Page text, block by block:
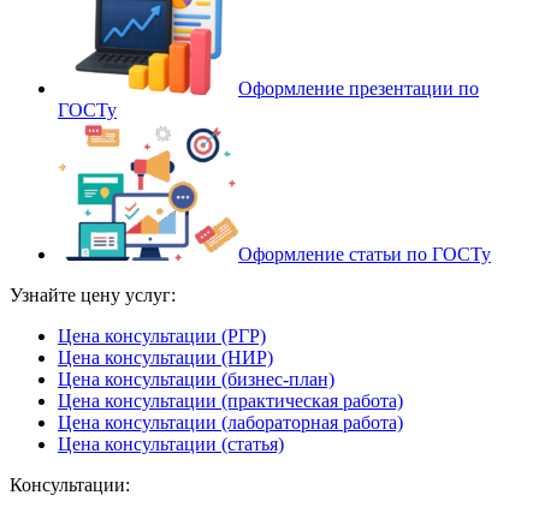
Оформление презентации по
ГОСТу
Оформление статьи по ГОСТу
Узнайте цену услуг:
Цена консультации (РГР)
Цена консультации (НИР)
Цена консультации (бизнес-план)
Цена консультации (практическая работа)
Цена консультации (лабораторная работа)
Цена консультации (статья)
Консультации: